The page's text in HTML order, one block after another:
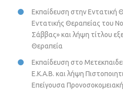
Εκπαίδευση στην Εντατική
Εντατικής Θεραπείας του
Σάββας» και λήψη τίτλου
Θεραπεία
Εκπαίδευση στο
Ε.Κ.Α.Β. και λήψη
Επείγουσα Προνοσοκομειακή